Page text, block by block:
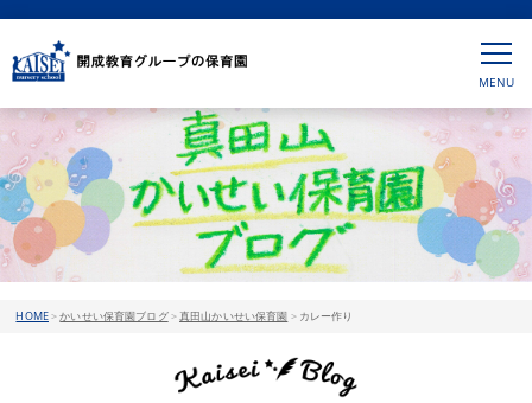
HOME>かいせい保育園ブログ>真田山かいせい保育園 > カレー作り